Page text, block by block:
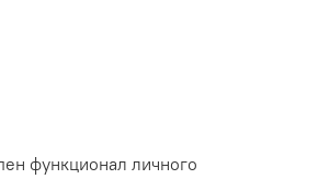
функционал личного